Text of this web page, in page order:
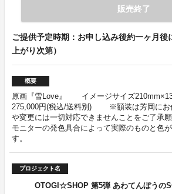
販売終了
ご提供予定時期：お申し込み後約一ヶ月後
上がり次第）
概要
原画『雪Love』 イメージサイズ
275,000円(税込/送料別) ※額装は芳岡にお
や変更には一切対応できませんことをご
モニターの発色具合によって実際のものと色
す。
プロジェクト名
OTOGI☆SHOP 第5弾 あわてんぼうの